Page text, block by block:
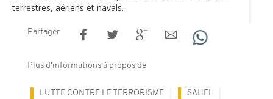
terrestres, aériens et navals.
Partager
Plus d'informations à propos de
LUTTE CONTRE LE TERRORISME SAHEL